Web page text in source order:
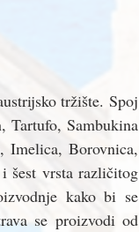
tržište. Spoj
Tartufo, Sambukina
Imelica, Borovnica,
šest vrsta različitog
kako bi se
se proizvodi od